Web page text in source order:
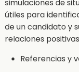
simulaciones de
útiles para
de un candidato y
relaciones
Referencias y